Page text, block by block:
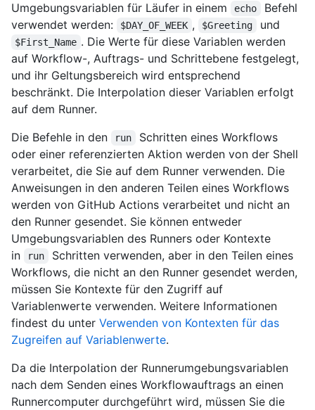
Umgebungsvariablen für Läufer in einem
echo
Befehl
verwendet werden:
$DAY_OF_WEEK , $Greeting und
$First_Name . Die Werte für diese Variablen werden
auf Workflow-, Auftrags- und Schrittebene festgelegt,
und ihr Geltungsbereich wird entsprechend
beschränkt. Die Interpolation dieser Variablen erfolgt
auf dem Runner.
Die Befehle in den
run
Schritten eines Workflows
oder einer referenzierten Aktion werden von der Shell
verarbeitet, die Sie auf dem Runner verwenden. Die
Anweisungen in den anderen Teilen eines Workflows
werden von GitHub Actions verarbeitet und nicht an
den Runner gesendet. Sie können entweder
Umgebungsvariablen des Runners oder Kontexte
in
run
Schritten verwenden, aber in den Teilen eines
Workflows, die nicht an den Runner gesendet werden,
müssen Sie Kontexte für den Zugriff auf
Variablenwerte verwenden. Weitere Informationen
findest du unter Verwenden von Kontexten für das
Zugreifen auf Variablenwerte.
Da die Interpolation der Runnerumgebungsvariablen
nach dem Senden eines Workflowauftrags an einen
Runnercomputer durchgeführt wird, müssen Sie die